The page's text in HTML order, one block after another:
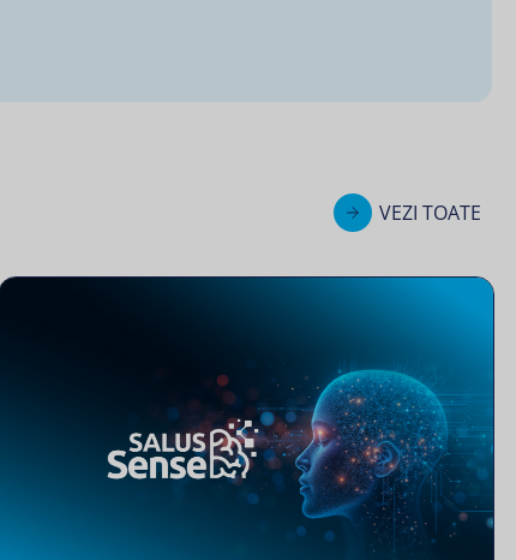
VEZI TOATE